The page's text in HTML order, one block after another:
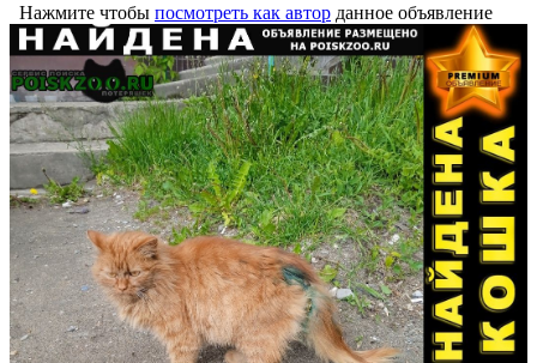
Нажмите чтобы посмотреть как автор данное объявление